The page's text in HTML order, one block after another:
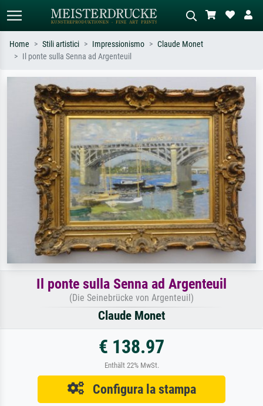
Cerca per artista, titolo o stile – es.
Monet, Notte stellata,
Impressionismo, onda di Hokusai,
nudo.
Descrivi la scena – es. prato verde,
astratto con molto rosso, dipinto a
olio scuro, nudo in piedi vicino a un
albero.
Home Stili artistici Impressionismo
Claude Monet
Il ponte sulla Senna ad Argenteuil
Il ponte sulla Senna ad Argenteuil
(Die Seinebrücke von Argenteuil)
Claude Monet
€ 138.97
Enthält 22% MwSt.
Configura la stampa